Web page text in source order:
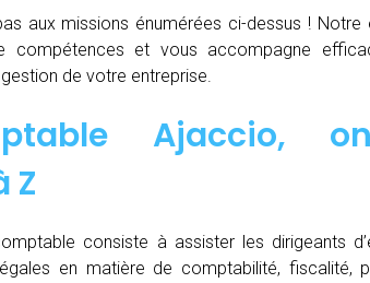
aux missions énumérées ci-dessus ! Notre
compétences et vous accompagne
de votre entreprise.
Ajaccio,
Z
consiste à assister les dirigeants
en matière de comptabilité, fiscalité,